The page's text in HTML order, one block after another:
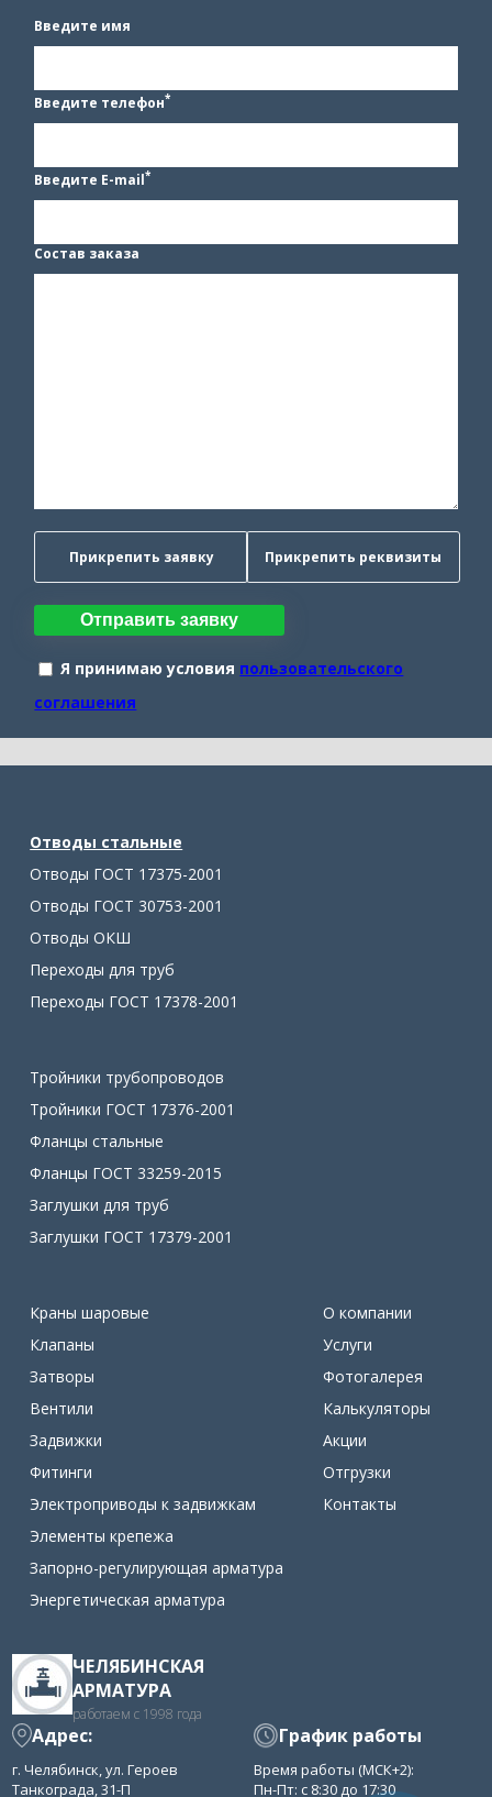
Введите имя
Введите телефон*
Введите E-mail*
Состав заказа
Прикрепить заявку Прикрепить реквизиты
Отправить заявку
Я принимаю условия пользовательского
соглашения
Отводы стальные
Отводы ГОСТ 17375-2001
Отводы ГОСТ 30753-2001
Отводы ОКШ
Переходы для труб
Переходы ГОСТ 17378-2001
Тройники трубопроводов
Тройники ГОСТ 17376-2001
Фланцы стальные
Фланцы ГОСТ 33259-2015
Заглушки для труб
Заглушки ГОСТ 17379-2001
Краны шаровые
Клапаны
Затворы
Вентили
Задвижки
Фитинги
Электроприводы к задвижкам
Элементы крепежа
Запорно-регулирующая арматура
Энергетическая арматура
О компании
Услуги
Фотогалерея
Калькуляторы
Акции
Отгрузки
Контакты
ЧЕЛЯБИНСКАЯ
АРМАТУРА
работаем с 1998 года
Адрес:
г. Челябинск, ул. Героев
Танкограда, 31-П
График работы
Время работы (МСК+2):
Пн-Пт: с 8:30 до 17:30